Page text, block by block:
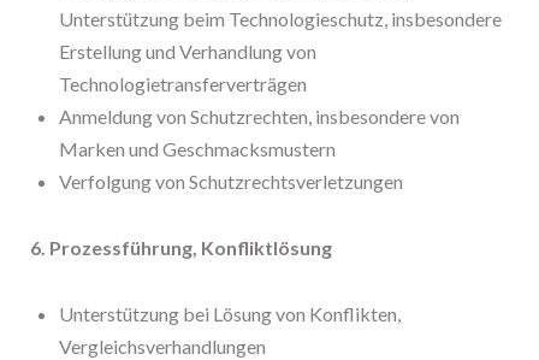
Unterstützung beim Technologieschutz, insbesondere
Erstellung und Verhandlung von
Technologietransferverträgen
Anmeldung von Schutzrechten, insbesondere von
Marken und Geschmacksmustern
Verfolgung von Schutzrechtsverletzungen
6. Prozessführung, Konfliktlösung
Unterstützung bei Lösung von Konflikten,
Vergleichsverhandlungen